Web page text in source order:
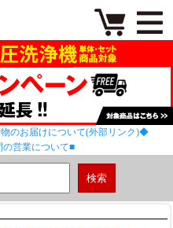
のお届けについて(外部リンク)◆
の営業について■